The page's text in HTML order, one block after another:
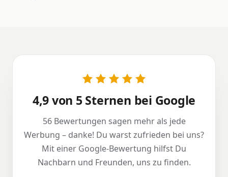
4,9 von 5 Sternen bei Google
56 Bewertungen sagen mehr als jede
Werbung – danke! Du warst zufrieden bei uns?
Mit einer Google-Bewertung hilfst Du
Nachbarn und Freunden, uns zu finden.